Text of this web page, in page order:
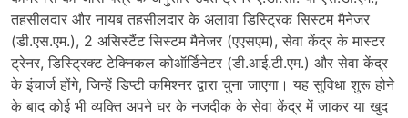
तहसीलदार और नायब तहसीलदार के अलावा डिस्ट्रिक सिस्टम मैनेजर
(डी.एस.एम.), 2 असिस्टैंट सिस्टम मैनेजर (एएसएम), सेवा केंद्र के मास्टर
ट्रेनर, डिस्ट्रिक्ट टेक्निकल कोऑर्डिनेटर (डी.आई.टी.एम.) और सेवा केंद्र
के इंचार्ज होंगे, जिन्हें डिप्टी कमिश्नर द्वारा चुना जाएगा। यह सुविधा शुरू होने
के बाद कोई भी व्यक्ति अपने घर के नजदीक के सेवा केंद्र में जाकर या खुद